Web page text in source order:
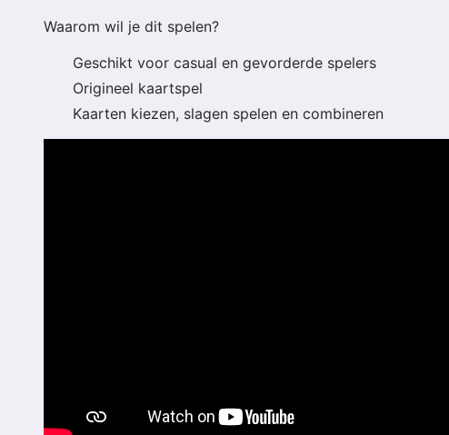
Waarom wil je dit spelen?
Geschikt voor casual en gevorderde spelers
Origineel kaartspel
Kaarten kiezen, slagen spelen en combineren